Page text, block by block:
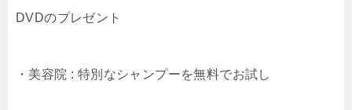
DVDのプレゼント
・美容院 : 特別なシャンプーを無料でお試し